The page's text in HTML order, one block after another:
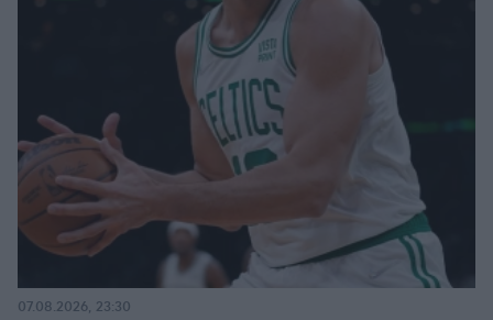
07.08.2026, 23:30